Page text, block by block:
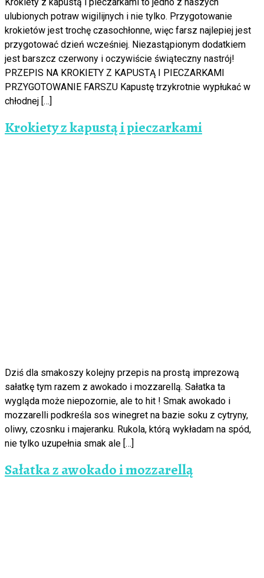
ulubionych potraw wigilijnych i nie tylko. Przygotowanie
krokietów jest trochę czasochłonne, więc farsz najlepiej jest
przygotować dzień wcześniej. Niezastąpionym dodatkiem
jest barszcz czerwony i oczywiście świąteczny nastrój!
PRZEPIS NA KROKIETY Z KAPUSTĄ I PIECZARKAMI
PRZYGOTOWANIE FARSZU Kapustę trzykrotnie wypłukać w
chłodnej […]
Krokiety z kapustą i pieczarkami
Dziś dla smakoszy kolejny przepis na prostą imprezową
sałatkę tym razem z awokado i mozzarellą. Sałatka ta
wygląda może niepozornie, ale to hit ! Smak awokado i
mozzarelli podkreśla sos winegret na bazie soku z cytryny,
oliwy, czosnku i majeranku. Rukola, którą wykładam na spód,
nie tylko uzupełnia smak ale […]
Sałatka z awokado i mozzarellą